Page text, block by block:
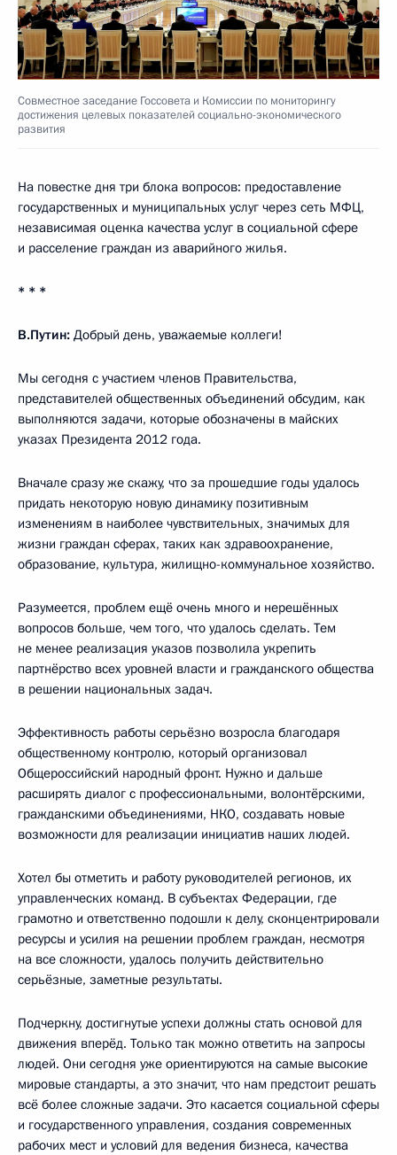
Совместное заседание Госсовета и Комиссии по мониторингу
достижения целевых показателей социально-экономического
развития
На повестке дня три блока вопросов: предоставление
государственных и муниципальных услуг через сеть МФЦ,
независимая оценка качества услуг в социальной сфере
и расселение граждан из аварийного жилья.
* * *
В.Путин: Добрый день, уважаемые коллеги!
Мы сегодня с участием членов Правительства,
представителей общественных объединений обсудим, как
выполняются задачи, которые обозначены в майских
указах Президента 2012 года.
Вначале сразу же скажу, что за прошедшие годы удалось
придать некоторую новую динамику позитивным
изменениям в наиболее чувствительных, значимых для
жизни граждан сферах, таких как здравоохранение,
образование, культура, жилищно-коммунальное хозяйство.
Разумеется, проблем ещё очень много и нерешённых
вопросов больше, чем того, что удалось сделать. Тем
не менее реализация указов позволила укрепить
партнёрство всех уровней власти и гражданского общества
в решении национальных задач.
Эффективность работы серьёзно возросла благодаря
общественному контролю, который организовал
Общероссийский народный фронт. Нужно и дальше
расширять диалог с профессиональными, волонтёрскими,
гражданскими объединениями, НКО, создавать новые
возможности для реализации инициатив наших людей.
Хотел бы отметить и работу руководителей регионов, их
управленческих команд. В субъектах Федерации, где
грамотно и ответственно подошли к делу, сконцентрировали
ресурсы и усилия на решении проблем граждан, несмотря
на все сложности, удалось получить действительно
серьёзные, заметные результаты.
Подчеркну, достигнутые успехи должны стать основой для
движения вперёд. Только так можно ответить на запросы
людей. Они сегодня уже ориентируются на самые высокие
мировые стандарты, а это значит, что нам предстоит решать
всё более сложные задачи. Это касается социальной сферы
и государственного управления, создания современных
рабочих мест и условий для ведения бизнеса, качества